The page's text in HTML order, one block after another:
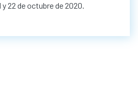
y 22 de octubre de 2020.